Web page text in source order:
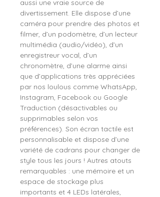
aussi une vraie source de
divertissement. Elle dispose d’une
caméra pour prendre des photos et
filmer, d’un podomètre, d’un lecteur
multimédia (audio/vidéo), d’un
enregistreur vocal, d’un
chronomètre, d’une alarme ainsi
que d’applications très appréciées
par nos loulous comme WhatsApp,
Instagram, Facebook ou Google
Traduction (désactivables ou
supprimables selon vos
préférences). Son écran tactile est
personnalisable et dispose d’une
variété de cadrans pour changer de
style tous les jours ! Autres atouts
remarquables : une mémoire et un
espace de stockage plus
importants et 4 LEDs latérales,